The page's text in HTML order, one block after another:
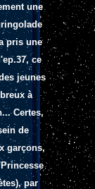
une
pris une
ce
jeunes
à
Certes,
de
garçons,
par